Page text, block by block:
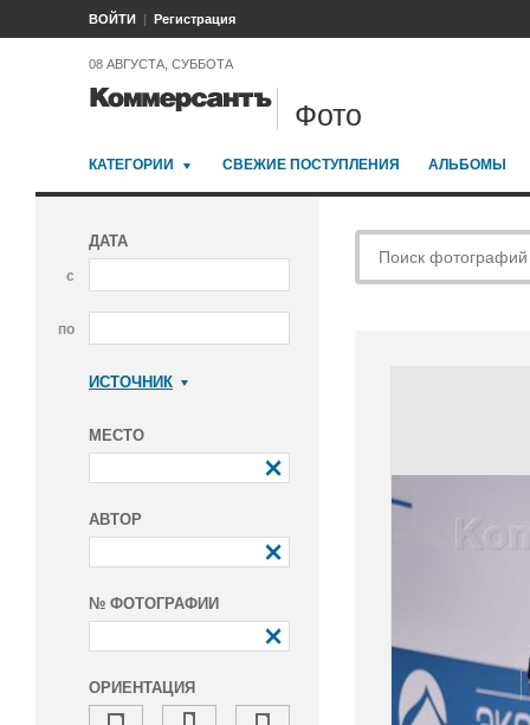
ВОЙТИ Регистрация
08 АВГУСТА, СУББОТА
Фото
КАТЕГОРИИ СВЕЖИЕ ПОСТУПЛЕНИЯ АЛЬБОМЫ
ДАТА
с
по
ИСТОЧНИК
МЕСТО
АВТОР
№ ФОТОГРАФИИ
ОРИЕНТАЦИЯ